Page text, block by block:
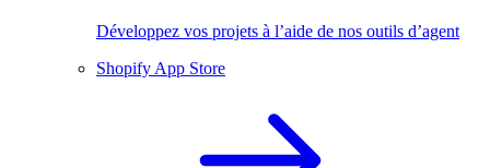
Développez vos projets à l’aide de nos outils d’agent
Shopify App Store